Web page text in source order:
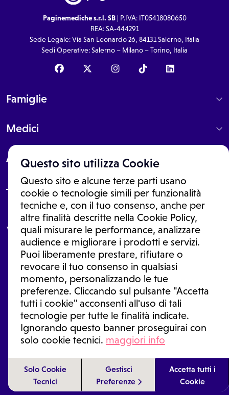
Questo sito utilizza Cookie
Questo sito e alcune terze parti usano
cookie o tecnologie simili per funzionalità
tecniche e, con il tuo consenso, anche per
altre finalità descritte nella Cookie Policy,
quali misurare le performance, analizzare
audience e migliorare i prodotti e servizi.
Puoi liberamente prestare, rifiutare o
revocare il tuo consenso in qualsiasi
momento, personalizzando le tue
preferenze. Cliccando sul pulsante "Accetta
tutti i cookie" acconsenti all'uso di tali
tecnologie per tutte le finalità indicate.
Ignorando questo banner proseguirai con
solo cookie tecnici. maggiori info
Solo Cookie
Tecnici
Gestisci
Preferenze
Accetta tutti i
Cookie
Paginemediche s.r.l. SB| P.IVA: IT05418080650
REA: SA-444291
Sede Legale: Via San Leonardo 26, 84131 Salerno, Italia
Sedi Operative: Salerno – Milano – Torino, Italia
Famiglie
Medici
About
Le informazioni proposte in questo sito non sono un consulto medico.
In nessun caso, queste informazioni sostituiscono un consulto, una
visita o una diagnosi formulata dal medico. Non si devono considerare
le informazioni disponibili come suggerimenti per la formulazione di
una diagnosi, la determinazione di un trattamento o l'assunzione o
sospensione di un farmaco senza prima consultare un medico di
medicina generale o uno specialista.
Condizioni di utilizzo|Privacy Policy |Gestione Cookie
Ⓒ 2026 | Tutti i diritti riservati.
IN CASO DI EMERGENZA SANITARIA CHIAMARE IL 118